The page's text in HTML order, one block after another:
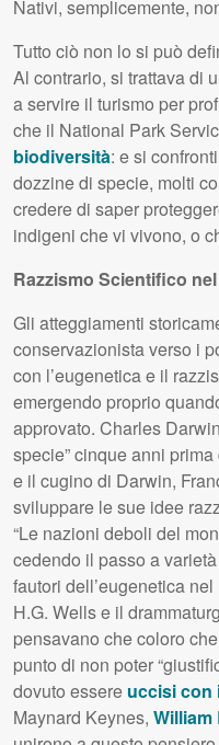
Nativi, semplicemente,
Tutto ciò non lo si può
Al contrario, si trattava di
a servire il turismo per
che il National Park
biodiversità: e si
dozzine di specie, molti
credere di saper
indigeni che vi vivono, o
Razzismo Scientifico
Gli atteggiamenti
conservazionista verso i
con l’eugenetica e il
emergendo proprio
approvato. Charles
specie” cinque anni
e il cugino di Darwin,
sviluppare le sue idee
“Le nazioni deboli del
cedendo il passo a
fautori dell’eugenetica
H.G. Wells e il
pensavano che coloro
punto di non poter
dovuto essere uccisi con
Maynard Keynes, William